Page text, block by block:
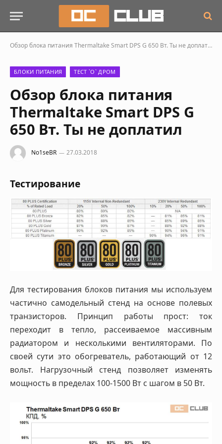
Обзор блока питания Thermaltake Smart DPS G 650 Вт. Ты не доплатил
БЛОКИ ПИТАНИЯ ТЕСТ `О` ДРОМ
Обзор блока питания
Thermaltake Smart DPS G
650 Вт. Ты не доплатил
No1seBR 27.03.2018
Тестирование
Для тестирования блоков питания мы используем
частично самодельный стенд на основе полевых
транзисторов. Принцип работы прост: ток
переходит в тепло, рассеиваемое массивным
радиатором и несколькими вентиляторами. По
своей сути это обогреватель, работающий от 12
вольт. Нагрузочный стенд позволяет изменять
мощность в пределах 100-1500 Вт с шагом в 50 Вт.